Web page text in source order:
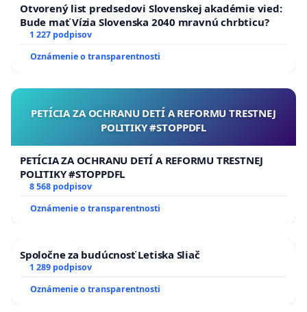
Otvorený list predsedovi Slovenskej akadémie vied:
Bude mať Vízia Slovenska 2040 mravnú chrbticu?
1 227 podpisov
Oznámenie o transparentnosti
PETÍCIA ZA OCHRANU DETÍ A REFORMU TRESTNEJ
POLITIKY #STOPPDFL
PETÍCIA ZA OCHRANU DETÍ A REFORMU TRESTNEJ
POLITIKY #STOPPDFL
8 568 podpisov
Oznámenie o transparentnosti
Spoločne za budúcnosť Letiska Sliač
1 289 podpisov
Oznámenie o transparentnosti